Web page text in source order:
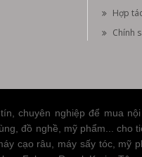
Hợp
Chính
chuyên nghiệp để mua
đồ nghề, mỹ phẩm... cho
cạo râu, máy sấy tóc, mỹ